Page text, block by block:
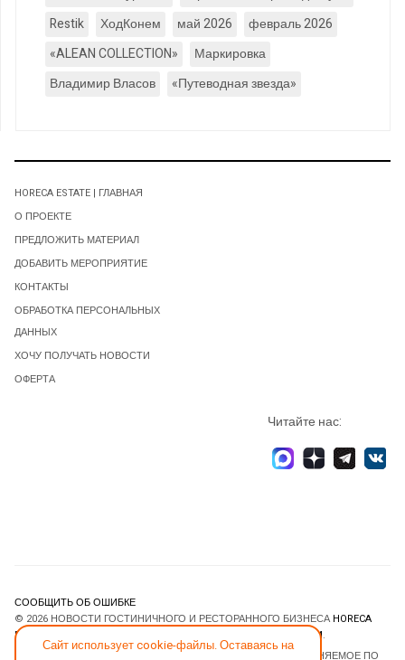
Restik
ХодКонем май 2026
февраль 2026
«ALEAN COLLECTION»
Маркировка
Владимир Власов
«Путеводная звезда»
Сайт использует cookie-файлы. Оставаясь на
HORECA ESTATE | ГЛАВНАЯ
О ПРОЕКТЕ
ПРЕДЛОЖИТЬ МАТЕРИАЛ
ДОБАВИТЬ МЕРОПРИЯТИЕ
КОНТАКТЫ
ОБРАБОТКА ПЕРСОНАЛЬНЫХ
ДАННЫХ
ХОЧУ ПОЛУЧАТЬ НОВОСТИ
ОФЕРТА
Читайте нас:
СООБЩИТЬ ОБ ОШИБКЕ
© 2026 НОВОСТИ ГОСТИНИЧНОГО И РЕСТОРАННОГО БИЗНЕСА HORECA
ESTATE
JOOMLART.COM.
- ПРОГРАММНОЕ ОБЕСПЕЧЕНИЕ, РАСПРОСТРАНЯЕМОЕ ПО